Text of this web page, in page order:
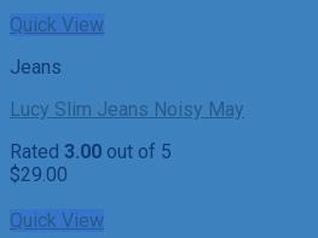
Quick View
Jeans
Lucy Slim Jeans Noisy May
Rated 3.00 out of 5
$29.00
Quick View